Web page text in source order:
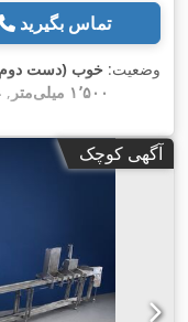
تماس بگیرید
وضعیت: خوب (دست
۱٬۵۰۰ میلی‌متر
,
فیلم:۶۵۰ میلی‌متر ,
, ارتفاع محصول (حداکثر):
آگهی کوچک